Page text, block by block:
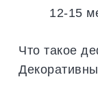
12-15
Что такое